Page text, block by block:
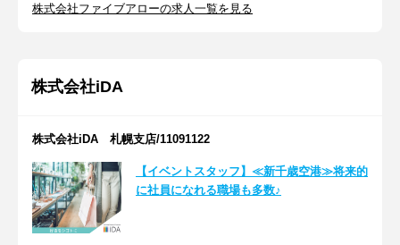
株式会社ファイブアローの求人一覧を見る
株式会社iDA
株式会社iDA 札幌支店/11091122
【イベントスタッフ】≪新千歳空港≫将来的
に社員になれる職場も多数♪